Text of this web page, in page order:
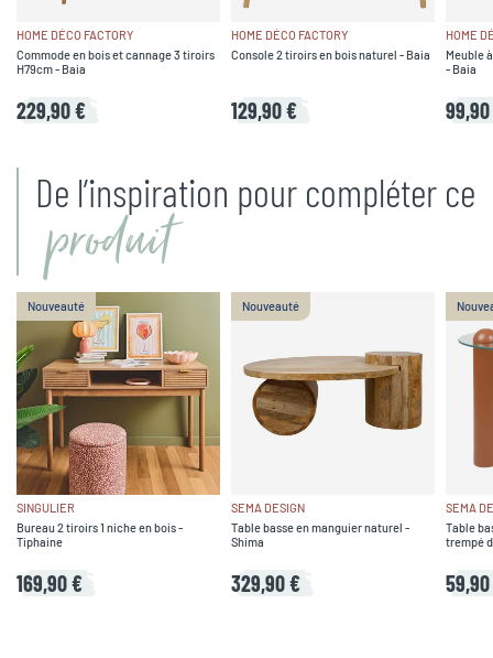
HOME DÉCO FACTORY
Commode en bois et cannage 3 tiroirs
H79cm - Baia
229,90 €
HOME DÉCO FACTORY
Console 2 tiroirs en bois naturel - Baia
129,90 €
HOME
Meuble
- Baia
De l’inspiration pour compléter ce
produit
Nouveauté
SINGULIER
Bureau 2 tiroirs 1 niche en bois -
Tiphaine
169,90 €
Nouveauté
SEMA DESIGN
Table basse en manguier naturel -
Shima
329,90 €
SEMA
Table
trempé